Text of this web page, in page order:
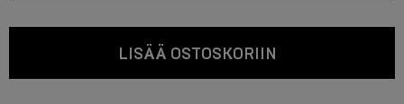
LISÄÄ OSTOSKORIIN